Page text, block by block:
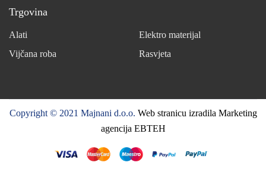
Trgovina
Alati
Elektro materijal
Vijčana roba
Rasvjeta
Copyright © 2021 Majnani d.o.o. Web stranicu izradila Marketing
agencija EBTEH